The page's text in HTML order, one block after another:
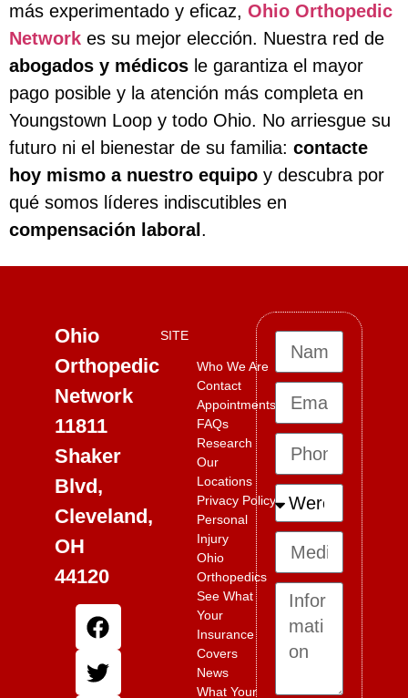
más experimentado y eficaz, Ohio Orthopedic
Network es su mejor elección. Nuestra red de
abogados y médicos le garantiza el mayor
pago posible y la atención más completa en
Youngstown Loop y todo Ohio. No arriesgue su
futuro ni el bienestar de su familia: contacte
hoy mismo a nuestro equipo y descubra por
qué somos líderes indiscutibles en
compensación laboral .
Ohio
Orthopedic
Network
11811
Shaker
Blvd,
Cleveland,
OH
44120
SITE
Who We Are
Contact
Appointments
FAQs
Research
Our
Locations
Privacy Policy
Personal
Injury
Ohio
Orthopedics
See What
Your
Insurance
Covers
News
What Your